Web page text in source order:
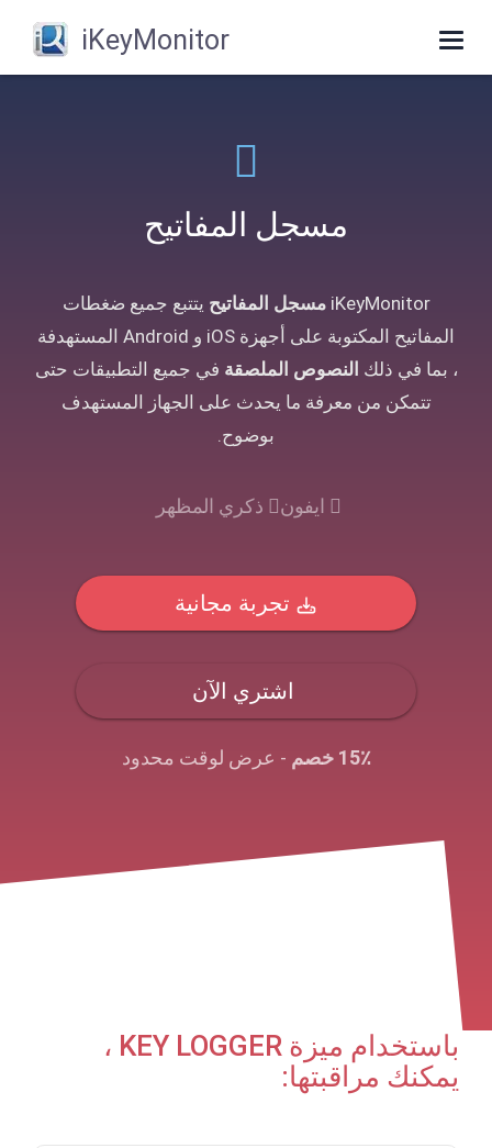
Toggle
navigation
iKeyMonitor
مسجل المفاتيح
iKeyMonitor مسجل المفاتيح يتتبع جميع ضغطات
المفاتيح المكتوبة على أجهزة iOS و Android المستهدفة
، بما في ذلك النصوص الملصقة في جميع التطبيقات حتى
تتمكن من معرفة ما يحدث على الجهاز المستهدف
بوضوح.
ايفون ذكري المظهر
تجربة مجانية
اشتري الآن
15٪ خصم - عرض لوقت محدود
باستخدام ميزة KEY LOGGER ،
يمكنك مراقبتها: